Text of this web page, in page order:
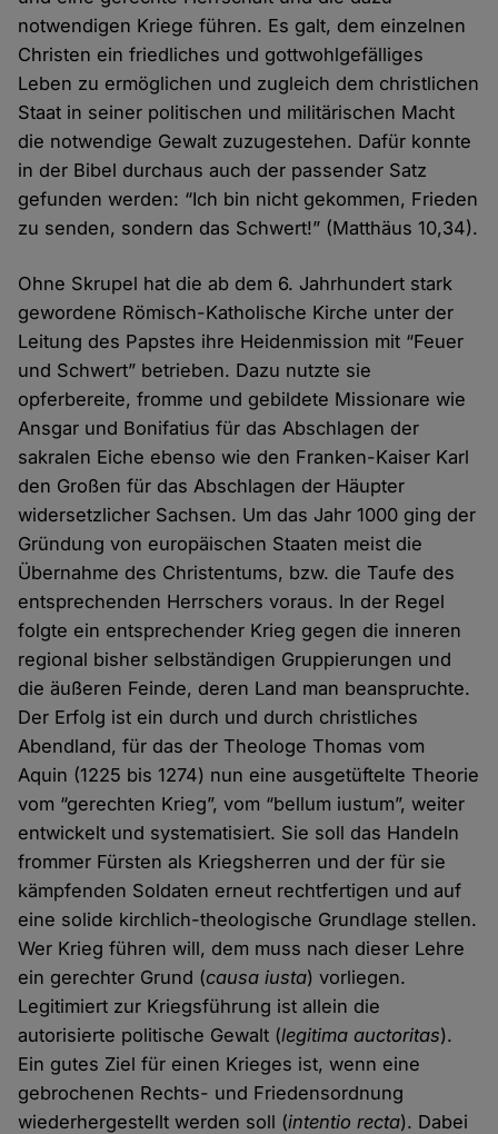
notwendigen Kriege führen. Es galt, dem einzelnen
Christen ein friedliches und gottwohlgefälliges
Leben zu ermöglichen und zugleich dem christlichen
Staat in seiner politischen und militärischen Macht
die notwendige Gewalt zuzugestehen. Dafür konnte
in der Bibel durchaus auch der passender Satz
gefunden werden: “Ich bin nicht gekommen, Frieden
zu senden, sondern das Schwert!” (Matthäus 10,34).
Ohne Skrupel hat die ab dem 6. Jahrhundert stark
gewordene Römisch-Katholische Kirche unter der
Leitung des Papstes ihre Heidenmission mit “Feuer
und Schwert” betrieben. Dazu nutzte sie
opferbereite, fromme und gebildete Missionare wie
Ansgar und Bonifatius für das Abschlagen der
sakralen Eiche ebenso wie den Franken-Kaiser Karl
den Großen für das Abschlagen der Häupter
widersetzlicher Sachsen. Um das Jahr 1000 ging der
Gründung von europäischen Staaten meist die
Übernahme des Christentums, bzw. die Taufe des
entsprechenden Herrschers voraus. In der Regel
folgte ein entsprechender Krieg gegen die inneren
regional bisher selbständigen Gruppierungen und
die äußeren Feinde, deren Land man beanspruchte.
Der Erfolg ist ein durch und durch christliches
Abendland, für das der Theologe Thomas vom
Aquin (1225 bis 1274) nun eine ausgetüftelte Theorie
vom “gerechten Krieg”, vom “bellum iustum”, weiter
entwickelt und systematisiert. Sie soll das Handeln
frommer Fürsten als Kriegsherren und der für sie
kämpfenden Soldaten erneut rechtfertigen und auf
eine solide kirchlich-theologische Grundlage stellen.
Wer Krieg führen will, dem muss nach dieser Lehre
ein gerechter Grund (causa iusta) vorliegen.
Legitimiert zur Kriegsführung ist allein die
autorisierte politische Gewalt (legitima auctoritas).
Ein gutes Ziel für einen Krieges ist, wenn eine
gebrochenen Rechts- und Friedensordnung
wiederhergestellt werden soll (intentio recta). Dabei